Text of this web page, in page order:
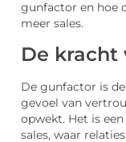
gunfactor en hoe
meer sales.
De kracht
De gunfactor is
gevoel van
opwekt. Het is
sales, waar